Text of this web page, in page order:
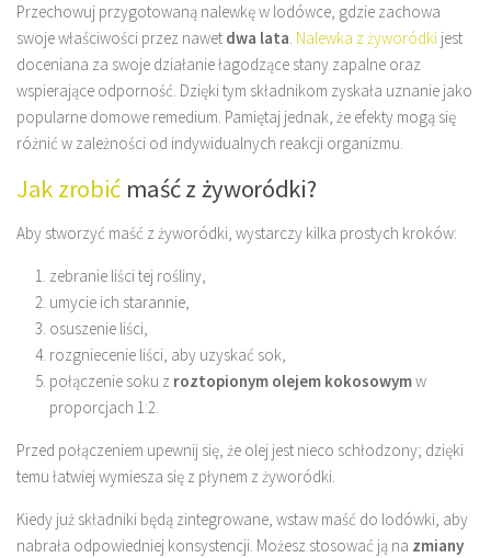
Przechowuj przygotowaną nalewkę w lodówce, gdzie zachowa
swoje właściwości przez nawet dwa lata. Nalewka z żyworódki jest
doceniana za swoje działanie łagodzące stany zapalne oraz
wspierające odporność. Dzięki tym składnikom zyskała uznanie jako
popularne domowe remedium. Pamiętaj jednak, że efekty mogą się
różnić w zależności od indywidualnych reakcji organizmu.
Jak zrobić maść z żyworódki?
Aby stworzyć maść z żyworódki, wystarczy kilka prostych kroków:
zebranie liści tej rośliny,
umycie ich starannie,
osuszenie liści,
rozgniecenie liści, aby uzyskać sok,
połączenie soku z roztopionym olejem kokosowymw
proporcjach 1:2.
Przed połączeniem upewnij się, że olej jest nieco schłodzony; dzięki
temu łatwiej wymiesza się z płynem z żyworódki.
Kiedy już składniki będą zintegrowane, wstaw maść do lodówki, aby
nabrała odpowiedniej konsystencji. Możesz stosować ją na zmiany